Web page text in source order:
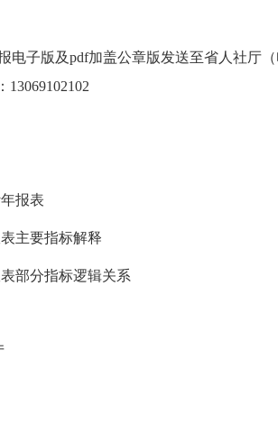
子版及pdf加盖公章版发送至省人社厅（
13069102102
报表
主要指标解释
部分指标逻辑关系